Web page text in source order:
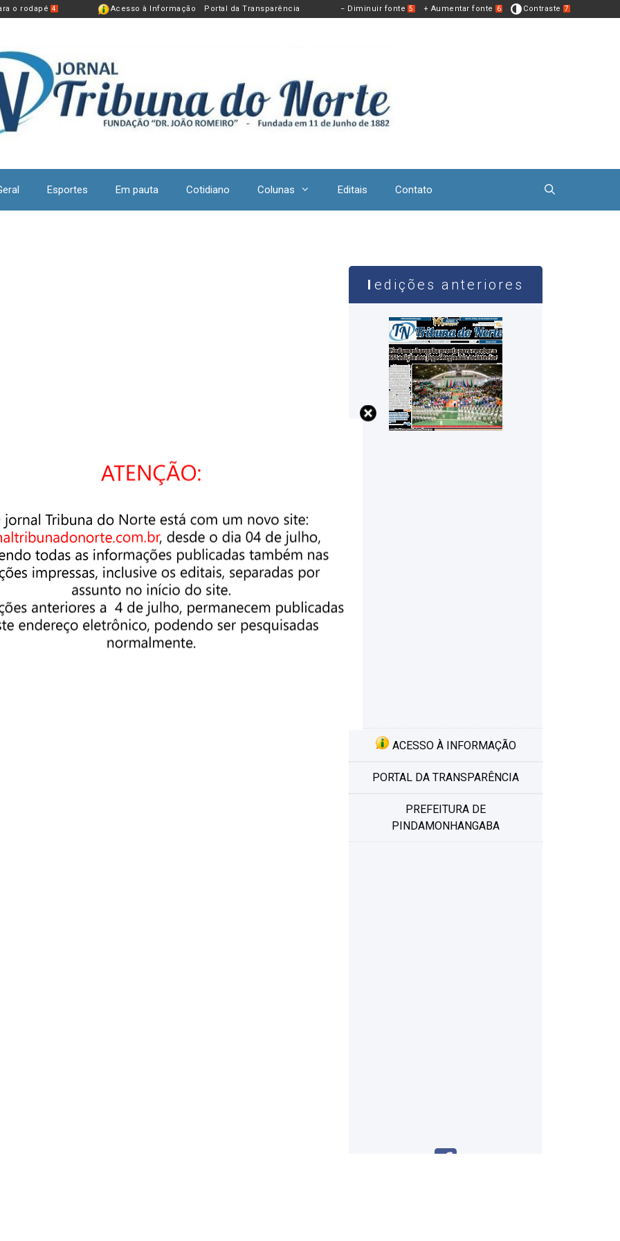
o rodapé 4 Acesso à Informação Portal da Transparência − Diminuir fonte 5 + Aumentar fonte 6 Contraste 7
Esportes Em pauta Cotidiano Colunas Editais Contato
edições anteriores
ACESSO À INFORMAÇÃO
PORTAL DA TRANSPARÊNCIA
PREFEITURA DE
PINDAMONHANGABA